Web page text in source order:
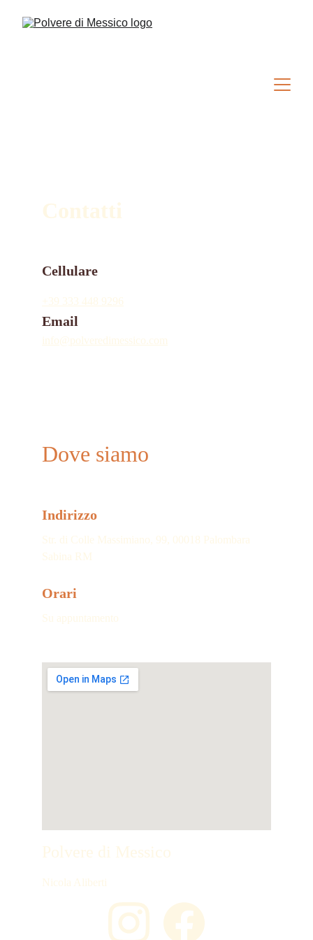
Contatti
Cellulare
+39 333 448 9296
Email
info@polveredimessico.com
Dove siamo
Indirizzo
Str. di Colle Massimiano, 99, 00018 Palombara
Sabina RM
Orari
Su appuntamento
Polvere di Messico
Nicola Aliberti